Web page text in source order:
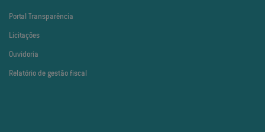
Portal Transparência
Licitações
Ouvidoria
Relatório de gestão fiscal